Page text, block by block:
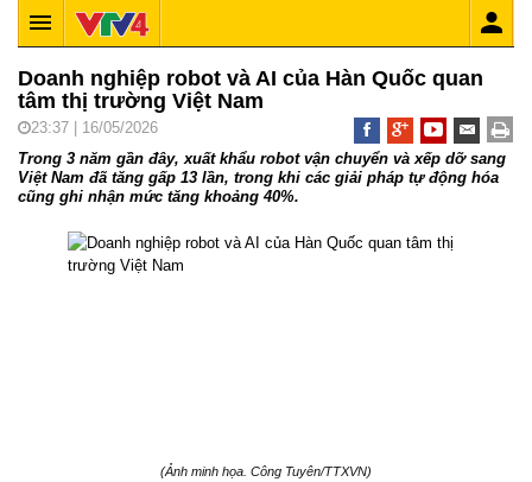
Doanh nghiệp robot và AI của Hàn Quốc quan
tâm thị trường Việt Nam
23:37 | 16/05/2026
Trong 3 năm gần đây, xuất khẩu robot vận chuyển và xếp dỡ sang
Việt Nam đã tăng gấp 13 lần, trong khi các giải pháp tự động hóa
cũng ghi nhận mức tăng khoảng 40%.
(Ảnh minh họa. Công Tuyên/TTXVN)